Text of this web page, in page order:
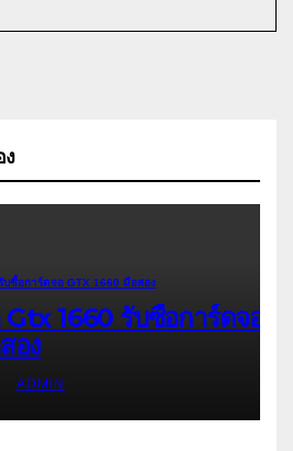
บซื้อการ์ดจอ GTX 1660 มือสอง
1660 รับซื้อการ์ดจอ
อง
ADMIN